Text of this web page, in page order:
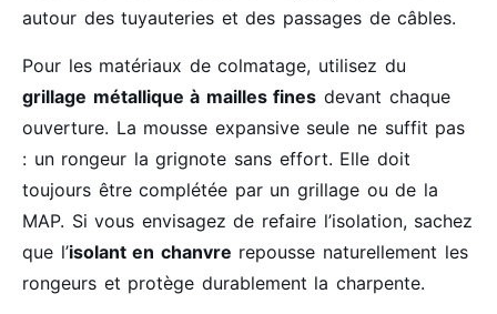
autour des tuyauteries et des passages de câbles.
Pour les matériaux de colmatage, utilisez du
grillage métallique à mailles fines devant chaque
ouverture. La mousse expansive seule ne suffit pas
: un rongeur la grignote sans effort. Elle doit
toujours être complétée par un grillage ou de la
MAP. Si vous envisagez de refaire l’isolation, sachez
que l’isolant en chanvre repousse naturellement les
rongeurs et protège durablement la charpente.